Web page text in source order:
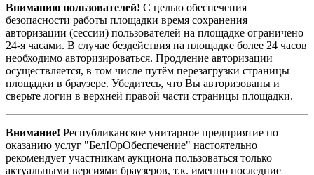
Вниманию пользователей! С целью обеспечения
безопасности работы площадки время сохранения
авторизации (сессии) пользователей на площадке ограничено
24-я часами. В случае бездействия на площадке более 24 часов
необходимо авторизироваться. Продление авторизации
осуществляется, в том числе путём перезагрузки страницы
площадки в браузере. Убедитесь, что Вы авторизованы и
сверьте логин в верхней правой части страницы площадки.
Внимание! Республиканское унитарное предприятие по
оказанию услуг "БелЮрОбеспечение" настоятельно
рекомендует участникам аукциона пользоваться только
актуальными версиями браузеров, т.к. именно последние